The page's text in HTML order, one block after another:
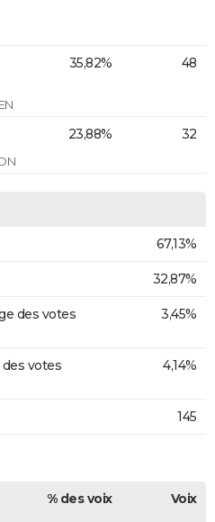
35,82% 48
23,88% 32
67,13%
32,87%
des votes
3,45%
votes
4,14%
145
% des voix Voix